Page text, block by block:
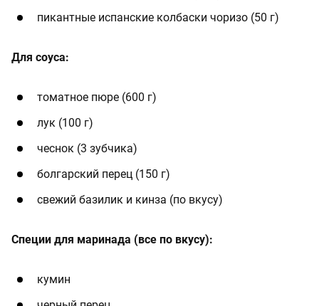
пикантные испанские колбаски чоризо (50 г)
Для соуса:
томатное пюре (600 г)
лук (100 г)
чеснок (3 зубчика)
болгарский перец (150 г)
свежий базилик и кинза (по вкусу)
Специи для маринада (все по вкусу):
кумин